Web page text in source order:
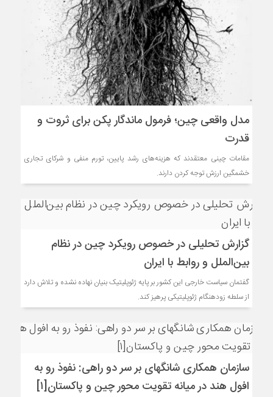
مدل واقعی چین؛ فرمول ماندگار پکن برای ثروت و
قدرت
مقامات چینی معتقدند که هزینه‌های رشد پایین‌، تورم منفی و شرکای تجاری
خشمگین ارزش توجه کردن دارند.
گزارش تحلیلی در خصوص رویکرد چین در نظام
بین‌الملل و روابط با ایران
گفتمان سیاست خارجی این کشور بر پایه ژئوپلیتیک بنیان نهاده نشده و تلاش دارد
از سلطه زودهنگام ژئوپلیتیکی پرهیز کند.
سازمان همکاری شانگهای بر سر دو راهی: نفوذ رو به
افول هند در میانه تقویت محور چین و پاکستان[۱]